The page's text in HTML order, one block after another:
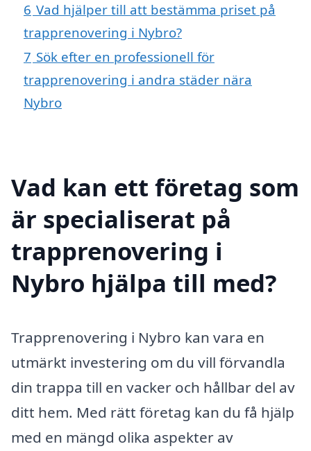
6 Vad hjälper till att bestämma priset på
trapprenovering i Nybro?
7 Sök efter en professionell för
trapprenovering i andra städer nära
Nybro
Vad kan ett företag som
är specialiserat på
trapprenovering i
Nybro hjälpa till med?
Trapprenovering i Nybro kan vara en
utmärkt investering om du vill förvandla
din trappa till en vacker och hållbar del av
ditt hem. Med rätt företag kan du få hjälp
med en mängd olika aspekter av